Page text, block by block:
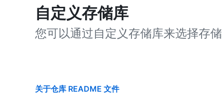
自定义存储库
您可以通过自定义存储库来选择存储
关于仓库 README 文件